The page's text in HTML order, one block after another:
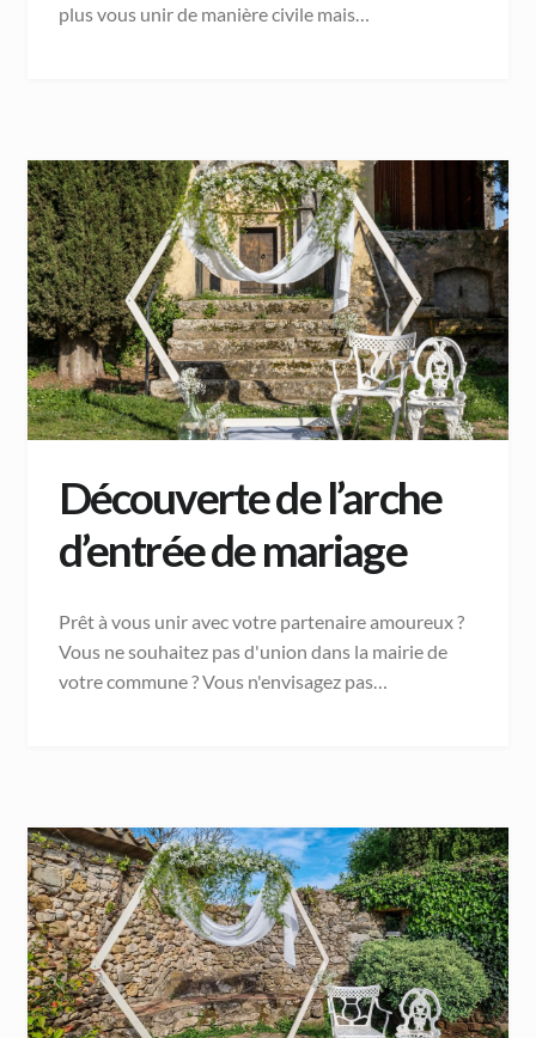
plus vous unir de manière civile mais…
Découverte de l’arche
d’entrée de mariage
Prêt à vous unir avec votre partenaire amoureux ?
Vous ne souhaitez pas d'union dans la mairie de
votre commune ? Vous n'envisagez pas…